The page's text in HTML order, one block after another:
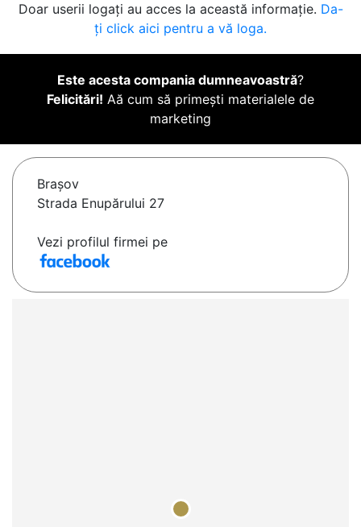
Doar userii logați au acces la această informație. Da-
ți click aici pentru a vă loga.
Este acesta compania dumneavoastră?
Felicitări! Aă cum să primești materialele de
marketing
Braşov
Strada Enupărului 27
Vezi profilul firmei pe